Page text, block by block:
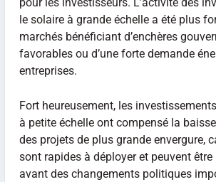
le solaire à grande échelle a été plus
marchés bénéficiant d’enchères
favorables ou d’une forte demande
entreprises.
Fort heureusement, les
à petite échelle ont compensé la
des projets de plus grande envergure,
sont rapides à déployer et peuvent
avant des changements politiques